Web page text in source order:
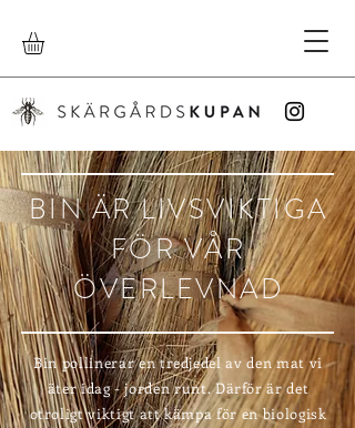
BIN ÄR LIVSVIKTIGA
FÖR VÅR
ÖVERLEVNAD
Bin pollinerar en tredjedel av den mat vi
äter idag - jorden runt. Därför är det
otroligt viktigt att kämpa för en biologisk